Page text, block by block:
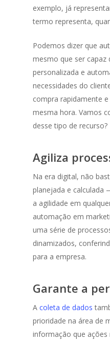
exemplo, já
termo representa,
Podemos dizer que
mesmo que ser capaz
personalizada e
necessidades do
compra rapidamente
mesma hora. Vamos
desse tipo de recurso?
Agiliza
Na era digital, não
planejada e calculada
a agilidade em
automação em
uma série de
dinamizados,
para a empresa.
Garante a
A coleta de dados
prioridade na área de
informação que ações